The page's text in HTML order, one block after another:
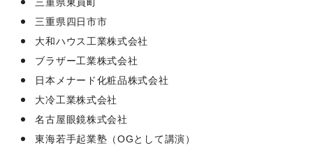
三重県四日市市
大和ハウス工業株式会社
ブラザー工業株式会社
日本メナード化粧品株式会社
大冷工業株式会社
名古屋眼鏡株式会社
東海若手起業塾（OGとして講演）